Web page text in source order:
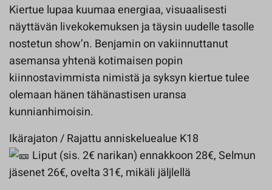
Kiertue lupaa kuumaa energiaa, visuaalisesti
näyttävän livekokemuksen ja täysin uudelle tasolle
nostetun show’n. Benjamin on vakiinnuttanut
asemansa yhtenä kotimaisen popin
kiinnostavimmista nimistä ja syksyn kiertue tulee
olemaan hänen tähänastisen uransa
kunnianhimoisin.
Ikärajaton / Rajattu anniskeluealue K18
Liput (sis. 2€ narikan) ennakkoon 28€, Selmun
jäsenet 26€, ovelta 31€, mikäli jäljlellä